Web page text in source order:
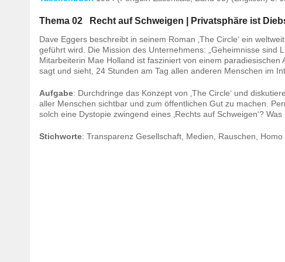
Thema 02 Recht auf Schweigen | Privatsphäre ist
Dave Eggers beschreibt in seinem Roman ‚The Circle‘ ein
geführt wird. Die Mission des Unternehmens: „Geheimnisse sind
Mitarbeiterin Mae Holland ist fasziniert von einem
sagt und sieht, 24 Stunden am Tag allen anderen Menschen im
Aufgabe: Durchdringe das Konzept von ‚The Circle‘ und
aller Menschen sichtbar und zum öffentlichen Gut zu machen.
solch eine Dystopie zwingend eines ‚Rechts auf Schweigen‘?
Stichworte: Transparenz Gesellschaft, Medien, Rauschen,